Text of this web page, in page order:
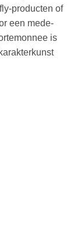
producten of
een mede-
is